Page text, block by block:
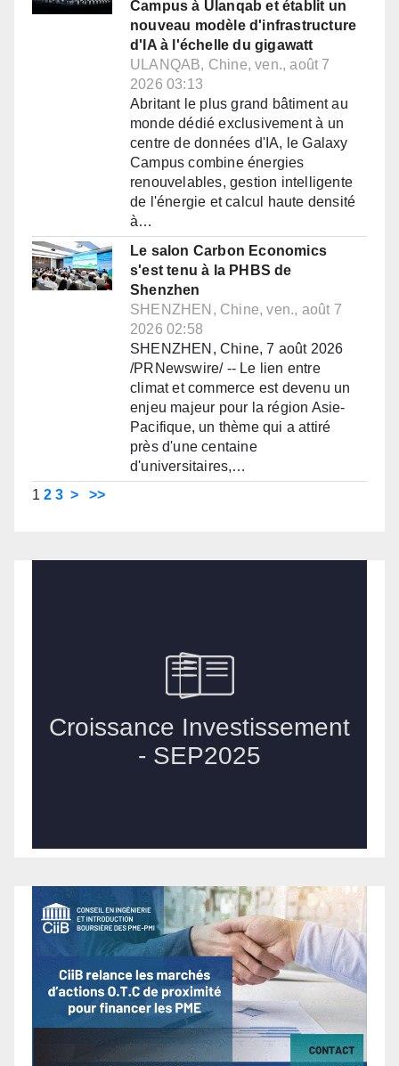
Campus à Ulanqab et établit un
nouveau modèle d'infrastructure
d'IA à l'échelle du gigawatt
ULANQAB, Chine, ven., août 7
2026 03:13
Abritant le plus grand bâtiment au
monde dédié exclusivement à un
centre de données d'IA, le Galaxy
Campus combine énergies
renouvelables, gestion intelligente
de l'énergie et calcul haute densité
à…
Le salon Carbon Economics
s'est tenu à la PHBS de
Shenzhen
SHENZHEN, Chine, ven., août 7
2026 02:58
SHENZHEN, Chine, 7 août 2026
/PRNewswire/ -- Le lien entre
climat et commerce est devenu un
enjeu majeur pour la région Asie-
Pacifique, un thème qui a attiré
près d'une centaine
d'universitaires,…
1 2 3 > >>